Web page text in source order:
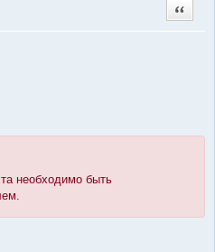
Цитата
необходимо быть